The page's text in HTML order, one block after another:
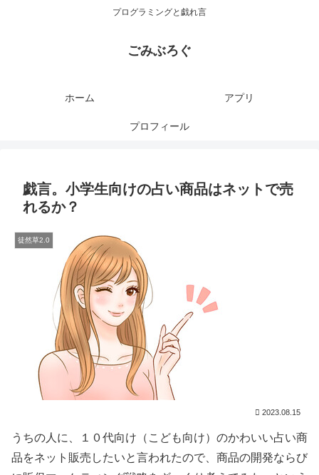
プログラミングと戯れ言
ごみぶろぐ
ホーム アプリ
プロフィール
戯言。小学生向けの占い商品はネットで売
れるか？
徒然草2.0
2023.08.15
うちの人に、１０代向け（こども向け）のかわいい占い商
品をネット販売したいと言われたので、商品の開発ならび